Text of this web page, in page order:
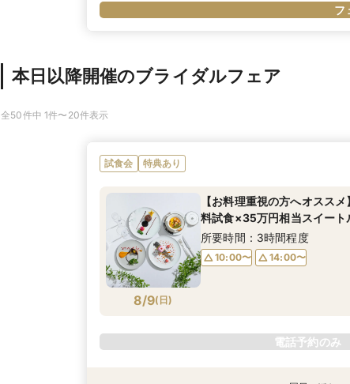
フ
本日以降開催のブライダルフェア
全50件中 1件〜20件表示
試食会 特典あり
8/9( 日)
【お料理重視の方へオスス
料試食×35万円相当スイート
所要時間：3時間程度
10:00〜 14:00〜
電話予約のみ